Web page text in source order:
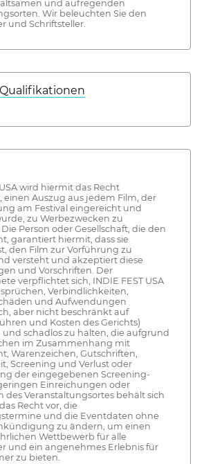
und aufregenden
Wir beleuchten Sie den
und Schriftsteller.
wird hiermit das Recht
Auszug aus jedem Film, der
am Festival eingereicht und
zu Werbezwecken zu
Person oder Gesellschaft, die den
garantiert hiermit, dass sie
den Film zur Vorführung zu
versteht und akzeptiert diese
und Vorschriften. Der
verpflichtet sich, INDIE FEST USA
Verbindlichkeiten,
und Aufwendungen
aber nicht beschränkt auf
und Kosten des Gerichts)
und schadlos zu halten, die aufgrund
im Zusammenhang mit
Warenzeichen, Gutschriften,
Screening und Verlust oder
der eingegebenen Screening-
Einreichungen oder
des Veranstaltungsortes behält sich
Recht vor, die
und die Eventdaten ohne
zu ändern, um einen
Wettbewerb für alle
und ein angenehmes Erlebnis für
zu bieten.